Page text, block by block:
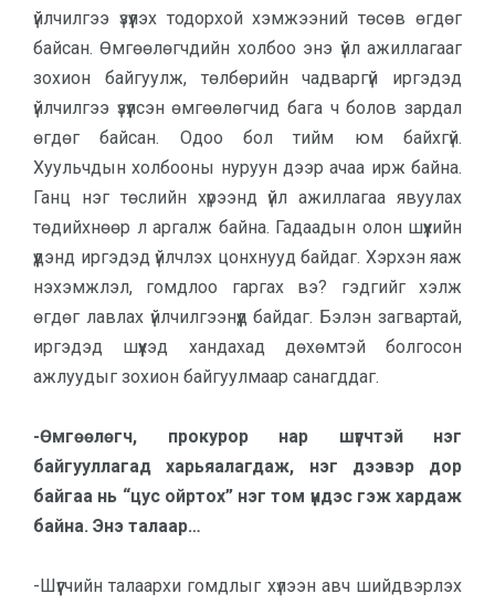
үйлчилгээ үзүүлэх тодорхой хэмжээний төсөв өгдөг
байсан. Өмгөөлөгчдийн холбоо энэ үйл ажиллагааг
зохион байгуулж, төлбөрийн чадваргүй иргэдэд
үйлчилгээ үзүүлсэн өмгөөлөгчид бага ч болов зардал
өгдөг байсан. Одоо бол тийм юм байхгүй.
Хуульчдын холбооны нуруун дээр ачаа ирж байна.
Ганц нэг төслийн хүрээнд үйл ажиллагаа явуулах
төдийхнөөр л аргалж байна. Гадаадын олон шүүхийн
үүдэнд иргэдэд үйлчлэх цонхнууд байдаг. Хэрхэн яаж
нэхэмжлэл, гомдлоо гаргах вэ? гэдгийг хэлж
өгдөг лавлах үйлчилгээнүүд байдаг. Бэлэн загвартай,
иргэдэд шүүхэд хандахад дөхөмтэй болгосон
ажлуудыг зохион байгуулмаар санагддаг.
-Өмгөөлөгч, прокурор нар шүүгчтэй нэг
байгууллагад харьяалагдаж, нэг дээвэр дор
байгаа нь “цус ойртох” нэг том үндэс гэж хардаж
байна. Энэ талаар…
-Шүүгчийн талаархи гомдлыг хүлээн авч шийдвэрлэх